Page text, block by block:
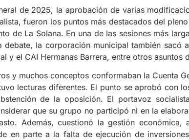
de 2025, la aprobación de varias
fueron los puntos más destacados del
de La Solana. En una de las sesiones más
debate, la corporación municipal también sacó
y el CAI Hermanas Barrera, entre otros asuntos
y muchos conceptos conformaban la Cuenta
lecturas diferentes. El punto se aprobó con
de la oposición. El portavoz
que su grupo no participó ni en la
Además, cuestionó la gestión económica,
en parte a la falta de ejecución de